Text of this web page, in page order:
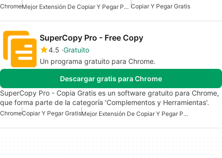
Chrome Mejor Extensión De Copiar Y Pegar Para Chrome Copiar Y Pegar Gratis
SuperCopy Pro - Free Copy
4.5 Gratuito
Un programa gratuito para Chrome.
Descargar gratis para Chrome
SuperCopy Pro - Copia Gratis es un software gratuito para Chrome,
que forma parte de la categoría 'Complementos y Herramientas'.
ChromeCopiar Y Pegar Gratis Mejor Extensión De Copiar Y Pegar Para Chrome